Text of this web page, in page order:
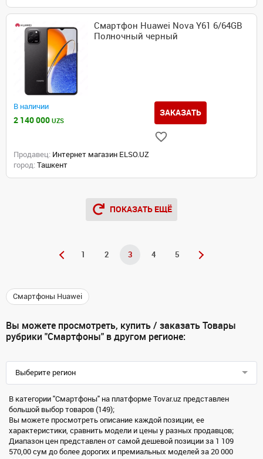
Смартфон Huawei Nova Y61 6/64GB
Полночный черный
В наличии
2 140 000 UZS
ЗАКАЗАТЬ
Продавец: Интернет магазин ELSO.UZ
город: Ташкент
ПОКАЗАТЬ ЕЩЁ
1 2 3 4 5
Смартфоны Huawei
Вы можете просмотреть, купить / заказать Товары
рубрики "Смартфоны" в другом регионе:
Выберите регион
В категории "Смартфоны" на платформе Tovar.uz представлен
большой выбор товаров (149);
Вы можете просмотреть описание каждой позиции, ее
характеристики, сравнить модели и цены у разных продавцов;
Диапазон цен представлен от самой дешевой позиции за 1 109
570,00 сум до более дорогих и премиальных моделей за 20 000